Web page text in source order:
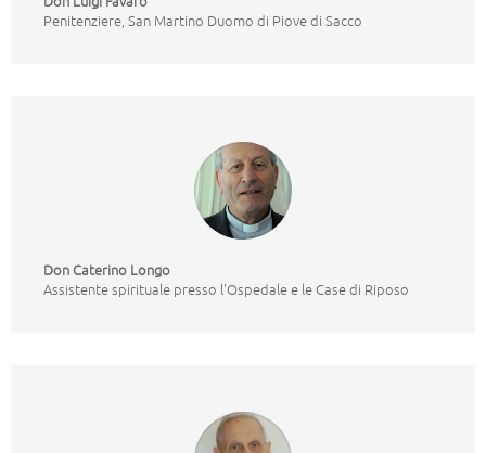
Penitenziere, San Martino Duomo di Piove di Sacco
Don Caterino Longo
Assistente spirituale presso l'Ospedale e le Case di Riposo